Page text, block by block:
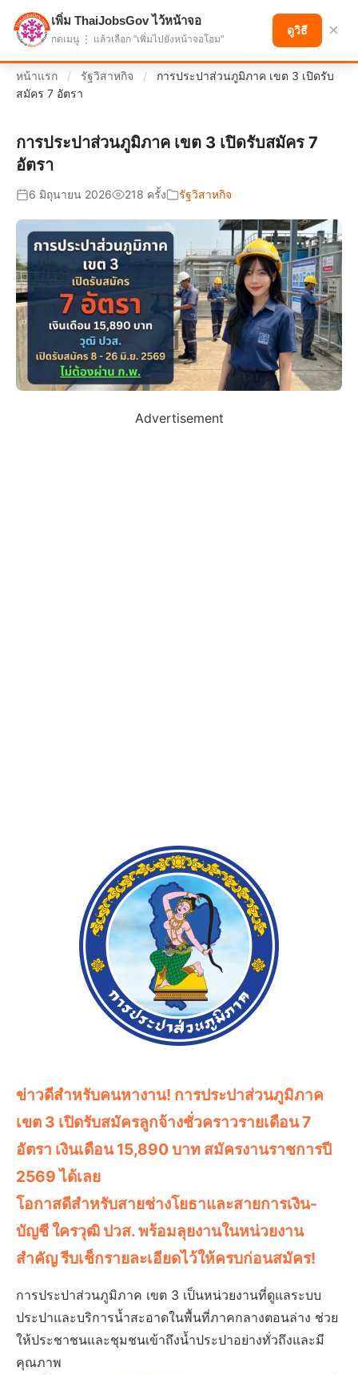
แบ่งปันโอกาส เพื่ออนาคตที่ก้าวหน้า
หน้าแรก / รัฐวิสาหกิจ /
การประปาส่วนภูมิภาค เขต 3 เปิดรับ
สมัคร 7 อัตรา
การประปาส่วนภูมิภาค เขต 3 เปิดรับสมัคร 7
อัตรา
6 มิถุนายน 2026 218 ครั้ง รัฐวิสาหกิจ
Advertisement
ข่าวดีสำหรับคนหางาน! การประปาส่วนภูมิภาค
เขต 3 เปิดรับสมัครลูกจ้างชั่วคราวรายเดือน 7
อัตรา เงินเดือน 15,890 บาท สมัครงานราชการปี
2569 ได้เลย
โอกาสดีสำหรับสายช่างโยธาและสายการเงิน-
บัญชี ใครวุฒิ ปวส. พร้อมลุยงานในหน่วยงาน
สำคัญ รีบเช็กรายละเอียดไว้ให้ครบก่อนสมัคร!
การประปาส่วนภูมิภาค เขต 3 เป็นหน่วยงานที่ดูแลระบบ
ประปาและบริการน้ำสะอาดในพื้นที่ภาคกลางตอนล่าง ช่วย
ให้ประชาชนและชุมชนเข้าถึงน้ำประปาอย่างทั่วถึงและมี
คุณภาพ
เพิ่ม ThaiJobsGov ไว้หน้าจอ
กดเมนู ⋮ แล้วเลือก "เพิ่มไปยังหน้าจอโฮม"
ดูวิธี ×